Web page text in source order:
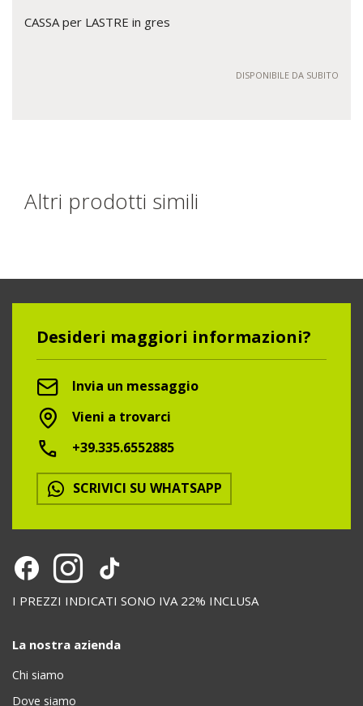
CASSA per LASTRE in gres
DISPONIBILE DA SUBITO
Altri prodotti simili
Desideri maggiori informazioni?
Invia un messaggio
Vieni a trovarci
+39.335.6552885
SCRIVICI SU WHATSAPP
I PREZZI INDICATI SONO IVA 22% INCLUSA
La nostra azienda
Chi siamo
Dove siamo